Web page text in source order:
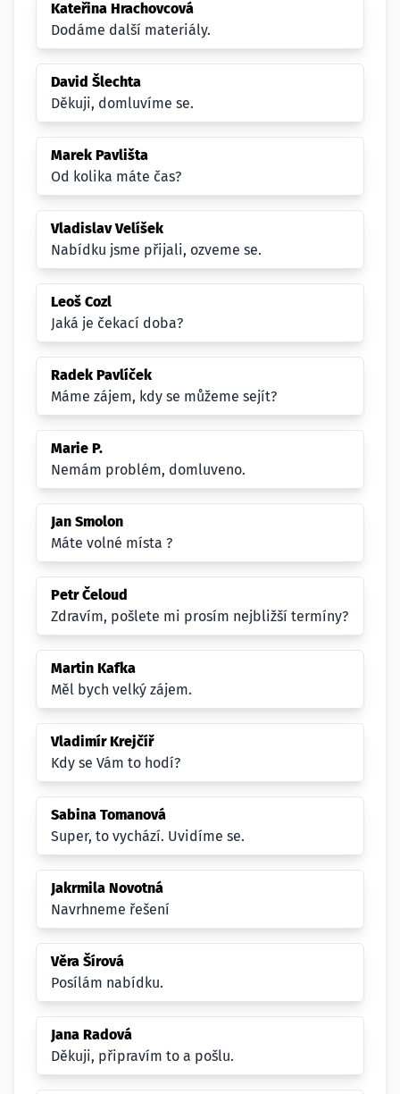
Kateřina Hrachovcová
Dodáme další materiály.
David Šlechta
Děkuji, domluvíme se.
Marek Pavlišta
Od kolika máte čas?
Vladislav Velíšek
Nabídku jsme přijali, ozveme se.
Leoš Cozl
Jaká je čekací doba?
Radek Pavlíček
Máme zájem, kdy se můžeme sejít?
Marie P.
Nemám problém, domluveno.
Jan Smolon
Máte volné místa ?
Petr Čeloud
Zdravím, pošlete mi prosím nejbližší termíny?
Martin Kafka
Měl bych velký zájem.
Vladimír Krejčíř
Kdy se Vám to hodí?
Sabina Tomanová
Super, to vychází. Uvidíme se.
Jakrmila Novotná
Navrhneme řešení
Věra Šírová
Posílám nabídku.
Jana Radová
Děkuji, připravím to a pošlu.